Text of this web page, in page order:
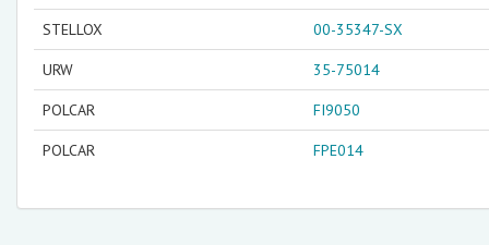
STELLOX 00-35347-SX
URW 35-75014
POLCAR FI9050
POLCAR FPE014